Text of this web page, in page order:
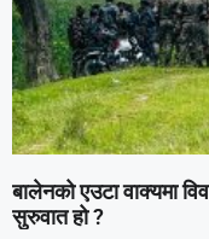
बालेनको एउटा वाक्यमा
सुरुवात हो ?